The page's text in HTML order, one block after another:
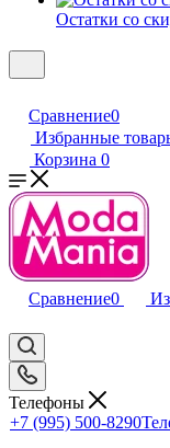
Остатки со
Сравнение0
Избранные
Корзина 0
Сравнение0
Телефоны
+7 (995) 500-8290